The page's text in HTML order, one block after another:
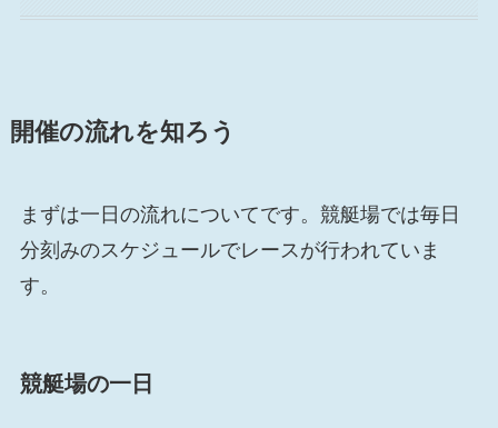
開催の流れを知ろう
まずは一日の流れについてです。競艇場では毎日
分刻みのスケジュールでレースが行われていま
す。
競艇場の一日